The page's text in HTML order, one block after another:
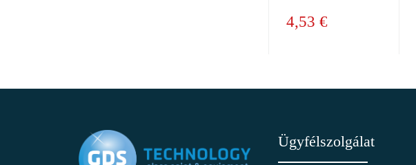
4,53 €
Ügyfélszolgálat